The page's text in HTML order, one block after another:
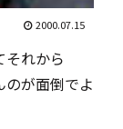
2000.07.15
れから
のが面倒でよ